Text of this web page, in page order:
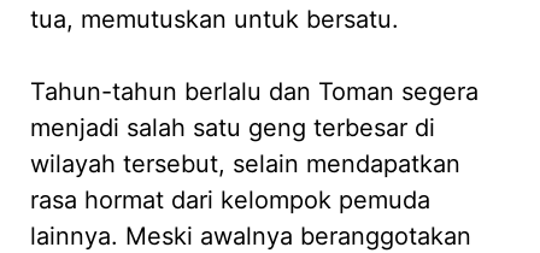
tua, memutuskan untuk bersatu.
Tahun-tahun berlalu dan Toman segera
menjadi salah satu geng terbesar di
wilayah tersebut, selain mendapatkan
rasa hormat dari kelompok pemuda
lainnya. Meski awalnya beranggotakan